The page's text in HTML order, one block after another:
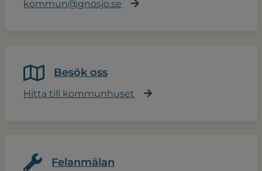
kommun@gnosjo.se
Besök oss
Hitta till kommunhuset
Felanmälan